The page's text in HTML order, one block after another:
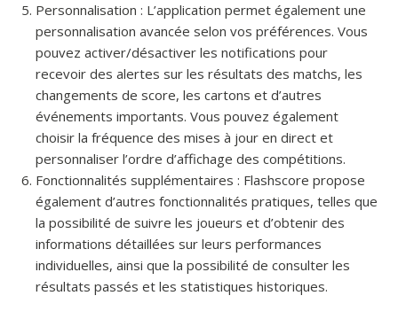
Personnalisation : L’application permet également une
personnalisation avancée selon vos préférences. Vous
pouvez activer/désactiver les notifications pour
recevoir des alertes sur les résultats des matchs, les
changements de score, les cartons et d’autres
événements importants. Vous pouvez également
choisir la fréquence des mises à jour en direct et
personnaliser l’ordre d’affichage des compétitions.
Fonctionnalités supplémentaires : Flashscore propose
également d’autres fonctionnalités pratiques, telles que
la possibilité de suivre les joueurs et d’obtenir des
informations détaillées sur leurs performances
individuelles, ainsi que la possibilité de consulter les
résultats passés et les statistiques historiques.